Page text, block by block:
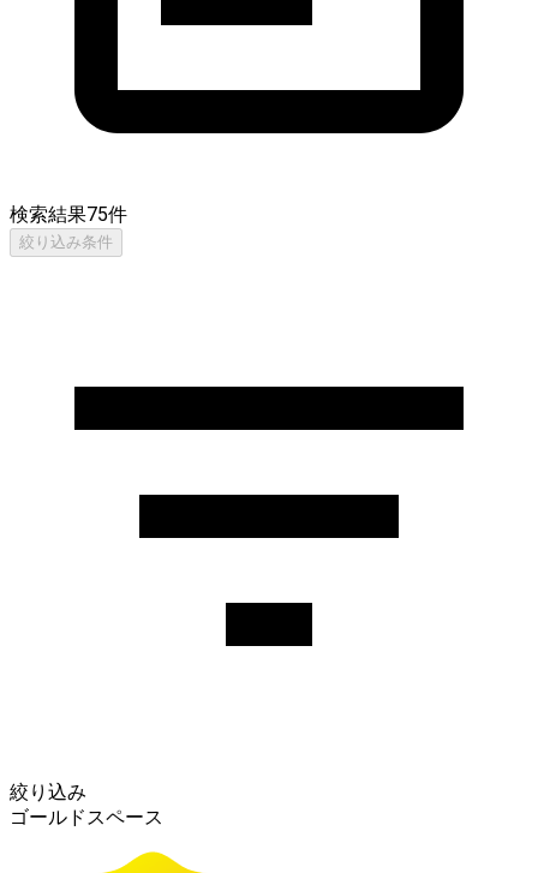
検索結果75件
絞り込み条件
絞り込み
ゴールドスペース